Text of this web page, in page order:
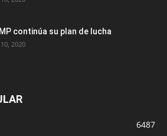
continúa su plan de lucha
2020
6487